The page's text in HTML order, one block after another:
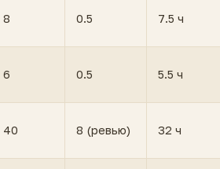
8 0.5 7.5 ч
6 0.5 5.5 ч
40 8 (ревью) 32 ч